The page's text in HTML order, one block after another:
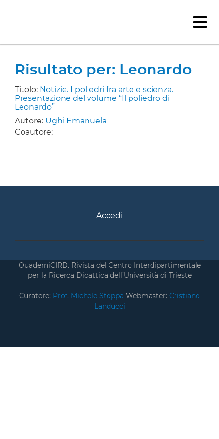
Risultato per: Leonardo
Titolo: Notizie. I poliedri fra arte e scienza.
Presentazione del volume “Il poliedro di
Leonardo”
Autore: Ughi Emanuela
Coautore:
Accedi
QuaderniCIRD. Rivista del Centro Interdipartimentale
per la Ricerca Didattica dell’Università di Trieste
Curatore: Prof. Michele Stoppa Webmaster: Cristiano
Landucci